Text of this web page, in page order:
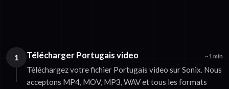
1 Télécharger Portugais video ~1 min
Téléchargez votre fichier Portugais video sur Sonix. Nous
acceptons MP4, MOV, MP3, WAV et tous les formats